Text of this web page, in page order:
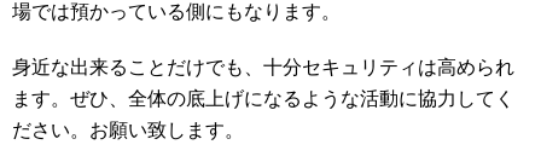
場では預かっている側にもなります。
身近な出来ることだけでも、十分セキュリティは高められ
ます。ぜひ、全体の底上げになるような活動に協力してく
ださい。お願い致します。